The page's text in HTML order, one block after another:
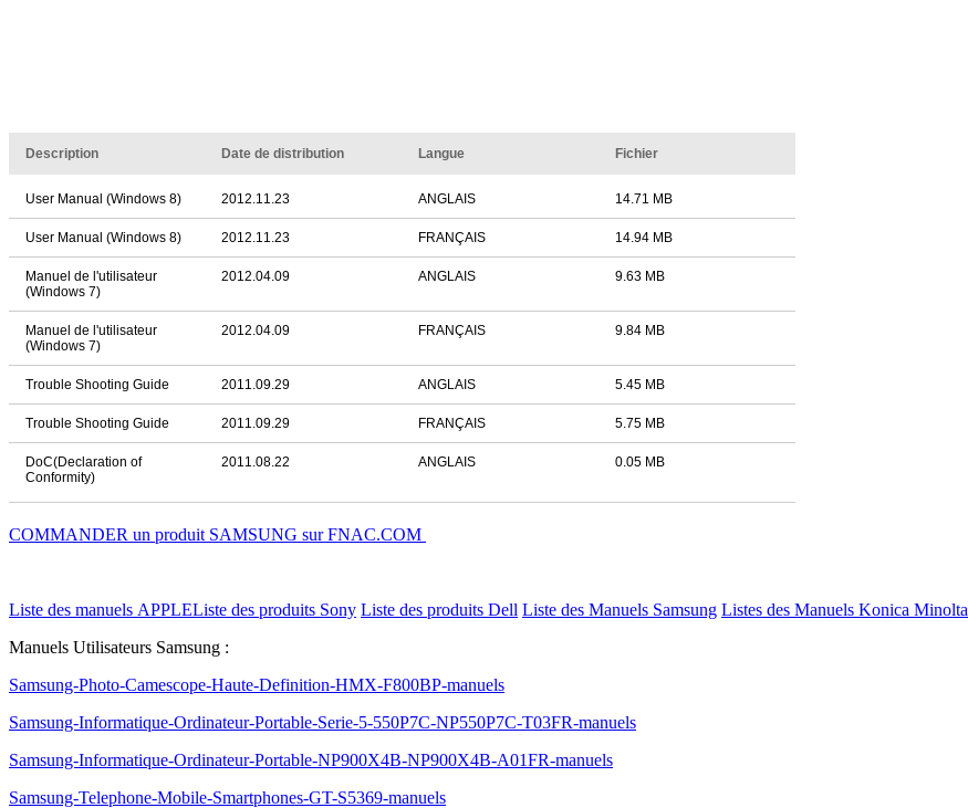
Description Date de distribution Langue Fichier
User Manual (Windows 8) 2012.11.23 ANGLAIS 14.71 MB
User Manual (Windows 8) 2012.11.23 FRANÇAIS 14.94 MB
Manuel de l'utilisateur
(Windows 7)
2012.04.09 ANGLAIS 9.63 MB
Manuel de l'utilisateur
(Windows 7)
2012.04.09 FRANÇAIS 9.84 MB
Trouble Shooting Guide 2011.09.29 ANGLAIS 5.45 MB
Trouble Shooting Guide 2011.09.29 FRANÇAIS 5.75 MB
DoC(Declaration of
Conformity)
2011.08.22 ANGLAIS 0.05 MB
COMMANDER un produit SAMSUNG sur FNAC.COM
Liste des manuels APPLEListe des produits Sony Liste des produits Dell Liste des Manuels Samsung Listes des Manuels Konica Minolta
Manuels Utilisateurs Samsung :
Samsung-Photo-Camescope-Haute-Definition-HMX-F800BP-manuels
Samsung-Informatique-Ordinateur-Portable-Serie-5-550P7C-NP550P7C-T03FR-manuels
Samsung-Informatique-Ordinateur-Portable-NP900X4B-NP900X4B-A01FR-manuels
Samsung-Telephone-Mobile-Smartphones-GT-S5369-manuels